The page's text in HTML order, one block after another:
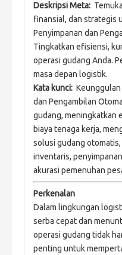
Deskripsi Meta:
finansial, dan strategis
Penyimpanan dan
Tingkatkan efisiensi,
operasi gudang Anda.
masa depan logistik.
Kata kunci: Keunggulan
dan Pengambilan
gudang, meningkatkan
biaya tenaga kerja,
solusi gudang
inventaris,
akurasi pemenuhan
Perkenalan
Dalam lingkungan
serba cepat dan
operasi gudang tidak
penting untuk